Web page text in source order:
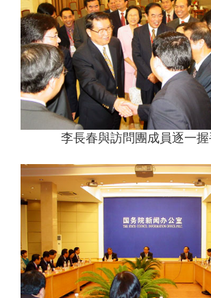
李長春與訪問團成員逐一